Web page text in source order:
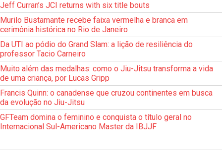
Jeff Curran’s JCI returns with six title bouts
Murilo Bustamante recebe faixa vermelha e branca em
cerimônia histórica no Rio de Janeiro
Da UTI ao pódio do Grand Slam: a lição de resiliência do
professor Tacio Carneiro
Muito além das medalhas: como o Jiu-Jitsu transforma a vida
de uma criança, por Lucas Gripp
Francis Quinn: o canadense que cruzou continentes em busca
da evolução no Jiu-Jitsu
GFTeam domina o feminino e conquista o título geral no
Internacional Sul-Americano Master da IBJJF